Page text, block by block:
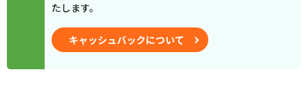
たします。
キャッシュバックについて